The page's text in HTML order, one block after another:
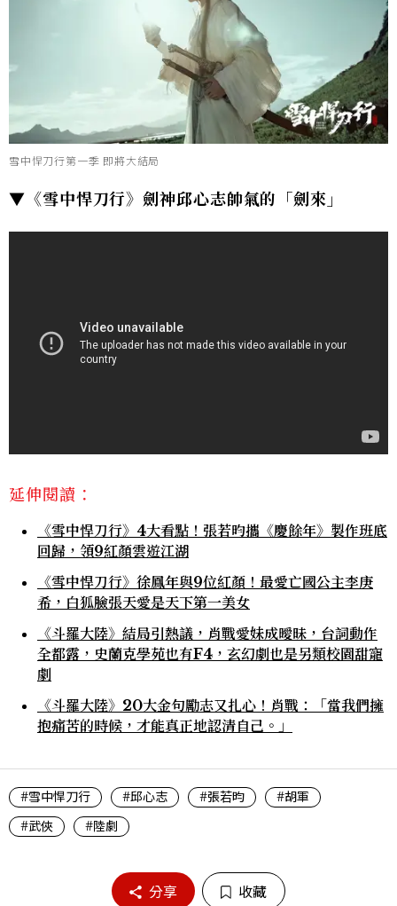
雪中悍刀行第一季 即將大結局
▼《雪中悍刀行》劍神邱心志帥氣的「劍來」
延伸閱讀：
《雪中悍刀行》4大看點！張若昀攜《慶餘年》製作班底
回歸，領9紅顏雲遊江湖
《雪中悍刀行》徐鳳年與9位紅顏！最愛亡國公主李庚
希，白狐臉張天愛是天下第一美女
《斗羅大陸》結局引熱議，肖戰愛妹成曖昧，台詞動作
全都露，史蘭克學苑也有F4，玄幻劇也是另類校園甜寵
劇
《斗羅大陸》20大金句勵志又扎心！肖戰：「當我們擁
抱痛苦的時候，才能真正地認清自己。」
#雪中悍刀行 #邱心志 #張若昀
#胡軍
#武俠
#陸劇
分享 收藏